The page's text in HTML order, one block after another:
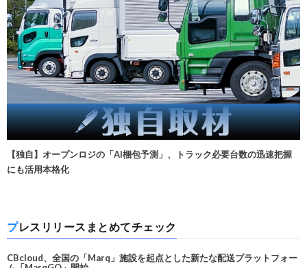
【独自】オープンロジの「AI梱包予測」、トラック必要台数の迅速把握
にも活用本格化
プレスリリースまとめてチェック
CBcloud、全国の「Marq」施設を起点とした新たな配送プラットフォー